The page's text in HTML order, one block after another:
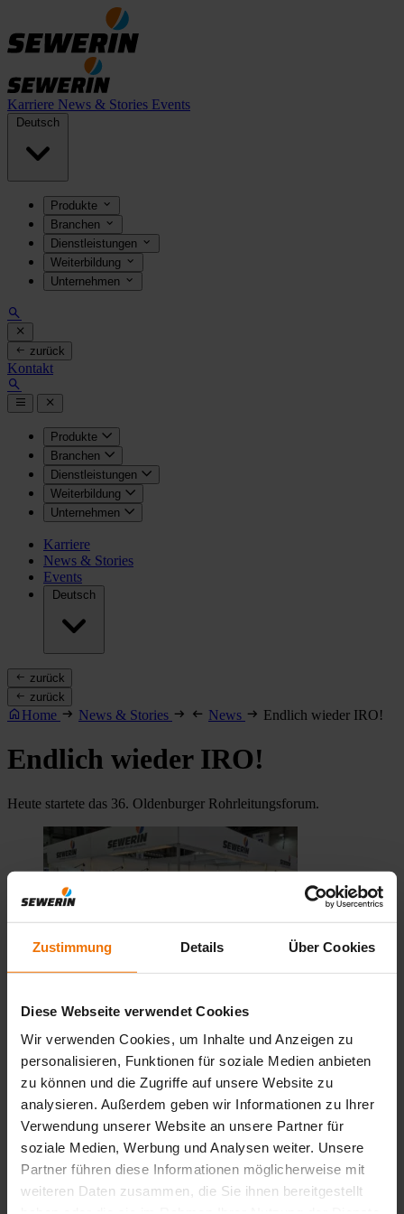
Zustimmung Details Über Cookies
Diese Webseite verwendet Cookies
Wir verwenden Cookies, um Inhalte und Anzeigen zu
personalisieren, Funktionen für soziale Medien anbieten
zu können und die Zugriffe auf unsere Website zu
analysieren. Außerdem geben wir Informationen zu Ihrer
Verwendung unserer Website an unsere Partner für
soziale Medien, Werbung und Analysen weiter. Unsere
Partner führen diese Informationen möglicherweise mit
weiteren Daten zusammen, die Sie ihnen bereitgestellt
Karriere News & Stories Events
Deutsch
Produkte
Branchen
Dienstleistungen
Weiterbildung
Unternehmen
zurück
Kontakt
Produkte
Branchen
Dienstleistungen
Weiterbildung
Unternehmen
Karriere
News & Stories
Events
Deutsch
zurück
zurück
Home News & Stories News Endlich wieder IRO!
Endlich wieder IRO!
Heute startete das 36. Oldenburger Rohrleitungsforum.
In den Weser-Ems-Hallen in Oldenburg startete heute das 36.
Oldenburger Rohrleitungsforum. Wir freuen uns, wieder dabei zu
sein. Wenn ihr auch da seid, besucht uns auf Stand HA1-P.04. Wir
freuen uns auf euch!